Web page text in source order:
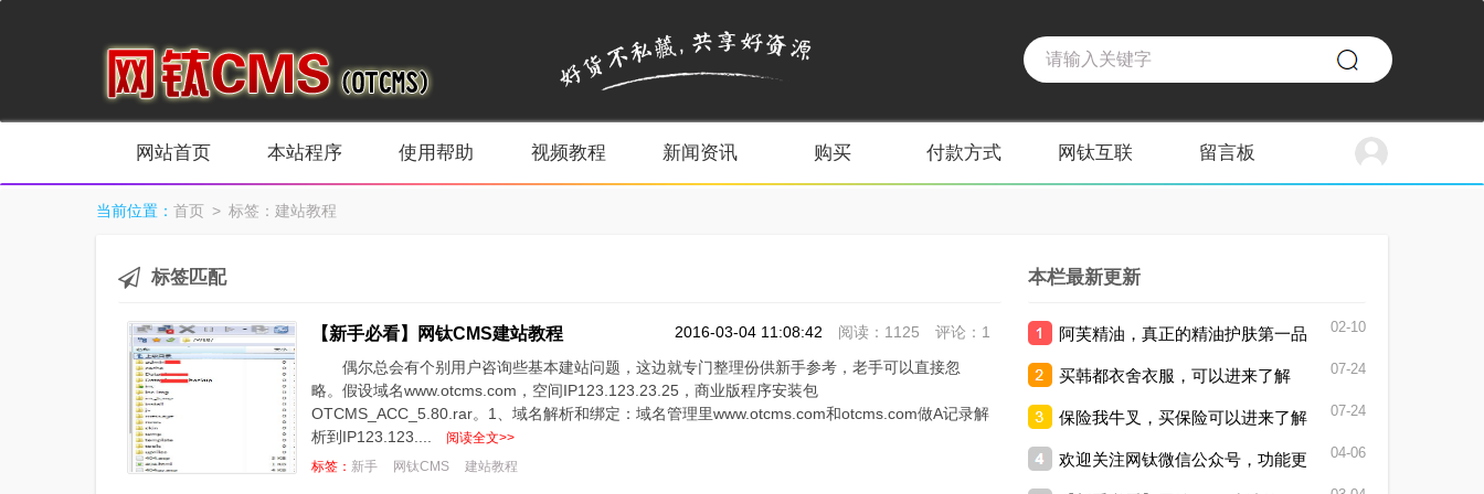
网站首页 本站程序 使用帮助 视频教程 新闻资讯 购买 付款方式 网钛互联 留言板
当前位置： 首页 > 标签：建站教程
标签匹配
2016-03-04 11:08:42 阅读：1125 评论：1
【新手必看】网钛CMS建站教程
偶尔总会有个别用户咨询些基本建站问题，这边就专门整理份供新手参考，老手可以直接忽
略。假设域名www.otcms.com，空间IP123.123.23.25，商业版程序安装包
OTCMS_ACC_5.80.rar。1、域名解析和绑定：域名管理里www.otcms.com和otcms.com做A记录解
析到IP123.123....
阅读全文>>
标签： 新手 网钛CMS 建站教程
本栏最新更新
02-10
阿芙精油，真正的精油护肤第一品
牌。 07-24
买韩都衣舍衣服，可以进来了解
07-24
保险我牛叉，买保险可以进来了解
04-06
欢迎关注网钛微信公众号，功能更